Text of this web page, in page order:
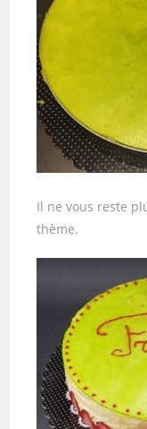
Il ne vous reste
thème.